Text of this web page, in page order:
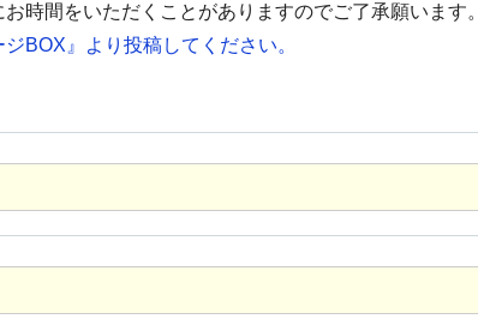
時間をいただくことがありますのでご了承願います。
BOX』より投稿してください。